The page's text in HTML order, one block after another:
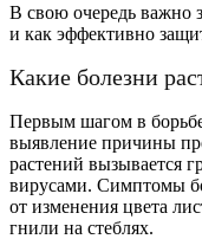
В свою очередь важно
и как эффективно
Какие болезни
Первым шагом в
выявление причины
растений вызывается
вирусами. Симптомы
от изменения цвета
гнили на стеблях.